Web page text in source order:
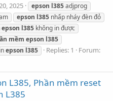
2025 epson l385adjprog
epson l385 nhấp nháy đèn đỏ
epson l385 không in được
mềm epson l385
epson l385 Replies: 1
Forum:
L385, Phần mềm reset
L385